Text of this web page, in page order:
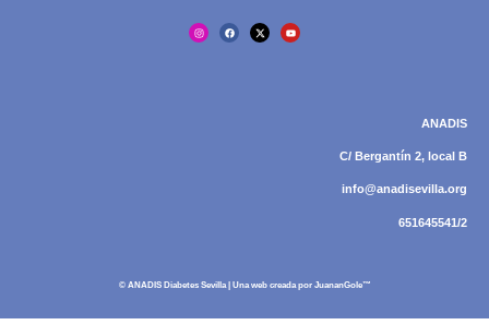
ANADIS
C/ Bergantín 2, local B
info@anadisevilla.org
651645541/2
© ANADIS Diabetes Sevilla | Una web creada por JuananGole™